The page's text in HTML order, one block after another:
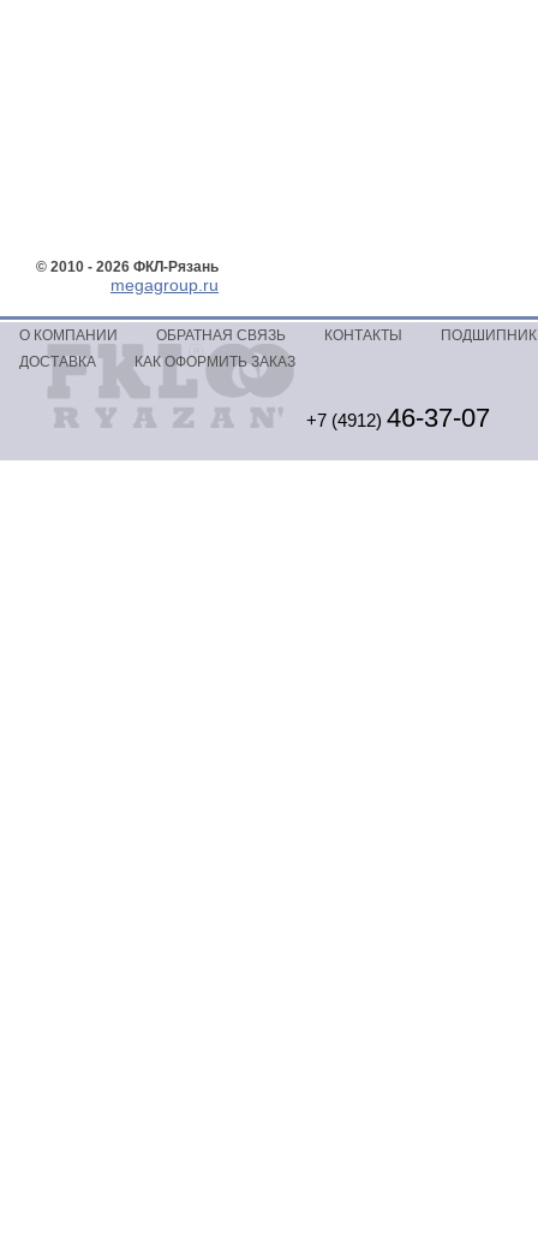
© 2010 - 2026 ФКЛ-Рязань
megagroup.ru
+7 (4912) 46-37-07
О КОМПАНИИ ОБРАТНАЯ СВЯЗЬ КОНТАКТЫ
ДОСТАВКА
КАК ОФОРМИТЬ ЗАКАЗ